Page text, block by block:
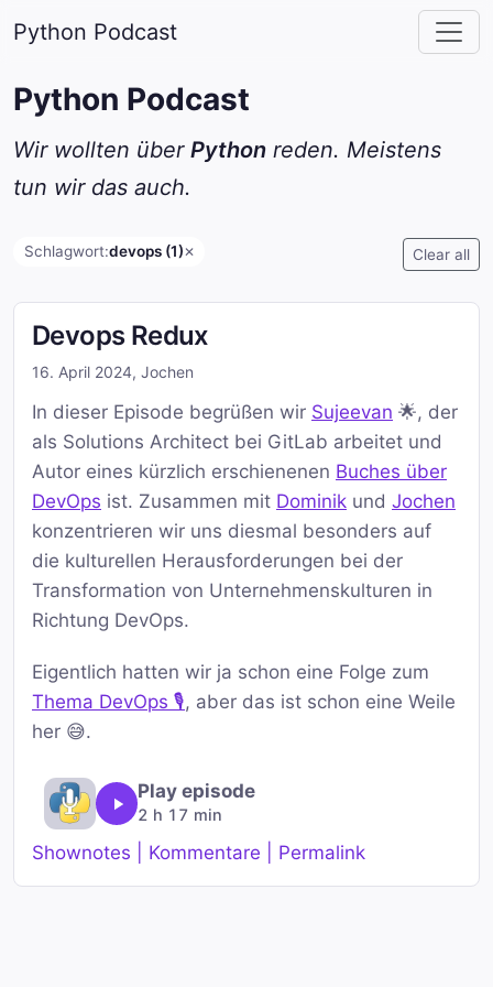
Python Podcast
Python Podcast
Wir wollten über Python reden. Meistens
tun wir das auch.
Schlagwort:devops (1)✕ Clear all
Devops Redux
16. April 2024, Jochen
In dieser Episode begrüßen wir Sujeevan 🌟, der
als Solutions Architect bei GitLab arbeitet und
Autor eines kürzlich erschienenen Buches über
DevOps ist. Zusammen mit Dominik und Jochen
konzentrieren wir uns diesmal besonders auf
die kulturellen Herausforderungen bei der
Transformation von Unternehmenskulturen in
Richtung DevOps.
Eigentlich hatten wir ja schon eine Folge zum
Thema DevOps 🎙️, aber das ist schon eine Weile
her 😅.
Play episode
2 h 17 min
Shownotes | Kommentare | Permalink